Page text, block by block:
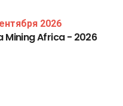
2026
MiningAfrica- 2026